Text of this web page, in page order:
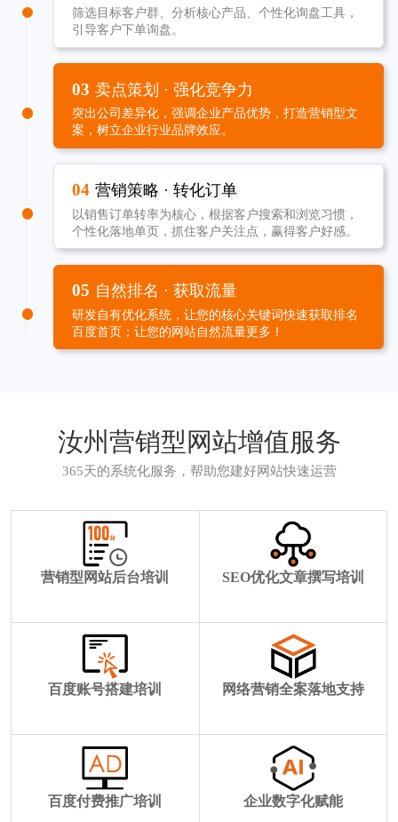
筛选目标客户群、分析核心产品、个性化询盘工具，
引导客户下单询盘。
03 卖点策划 · 强化竞争力
突出公司差异化，强调企业产品优势，打造营销型文
案，树立企业行业品牌效应。
04 营销策略 · 转化订单
以销售订单转率为核心，根据客户搜索和浏览习惯，
个性化落地单页，抓住客户关注点，赢得客户好感。
05 自然排名 · 获取流量
研发自有优化系统，让您的核心关键词快速获取排名
百度首页；让您的网站自然流量更多！
汝州营销型网站增值服务
365天的系统化服务，帮助您建好网站快速运营
营销型网站后台培训 SEO优化文章撰写培训
百度账号搭建培训 网络营销全案落地支持
百度付费推广培训 企业数字化赋能